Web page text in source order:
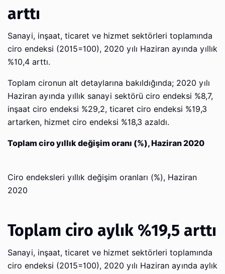
arttı
Sanayi, inşaat, ticaret ve hizmet sektörleri toplamında
ciro endeksi (2015=100), 2020 yılı Haziran ayında yıllık
%10,4 arttı.
Toplam cironun alt detaylarına bakıldığında; 2020 yılı
Haziran ayında yıllık sanayi sektörü ciro endeksi %8,7,
inşaat ciro endeksi %29,2, ticaret ciro endeksi %19,3
artarken, hizmet ciro endeksi %18,3 azaldı.
Toplam ciro yıllık değişim oranı (%), Haziran 2020
Ciro endeksleri yıllık değişim oranları (%), Haziran
2020
Toplam ciro aylık %19,5 arttı
Sanayi, inşaat, ticaret ve hizmet sektörleri toplamında
ciro endeksi (2015=100), 2020 yılı Haziran ayında aylık